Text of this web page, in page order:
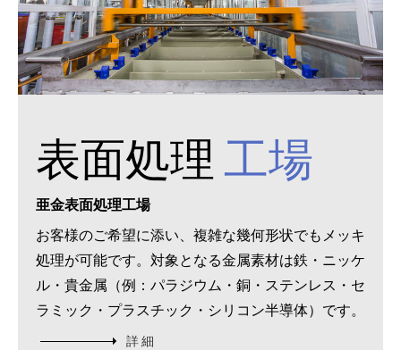
表面処理 工場
亜金表面処理工場
お客様のご希望に添い、複雑な幾何形状でもメッキ
処理が可能です。対象となる金属素材は鉄・ニッケ
ル・貴金属（例：パラジウム・銅・ステンレス・セ
ラミック・プラスチック・シリコン半導体）です。
詳 細